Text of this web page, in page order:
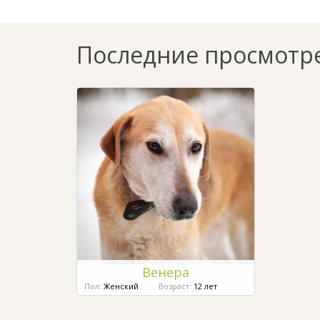
Последние
Венера
Пол: Женский Возраст: 12 лет